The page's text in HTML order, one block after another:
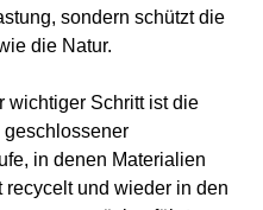
sondern schützt die
die Natur.
wichtiger Schritt ist die
geschlossener
in denen Materialien
recycelt und wieder in den